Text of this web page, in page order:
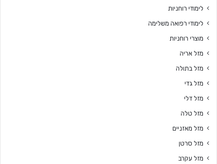
לימודי רוחניות
לימודי רפואה משלימה
מוצרי רוחניות
מזל אריה
מזל בתולה
מזל גדי
מזל דלי
מזל טלה
מזל מאזניים
מזל סרטן
מזל עקרב